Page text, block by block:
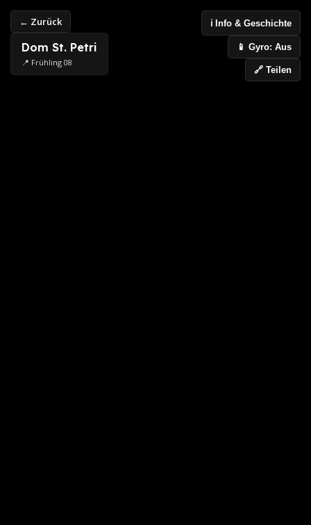
← Zurück
Dom St. Petri
📍 Frühling 08
ℹ️ Info & Geschichte
📱 Gyro: Aus
🔗 Teilen